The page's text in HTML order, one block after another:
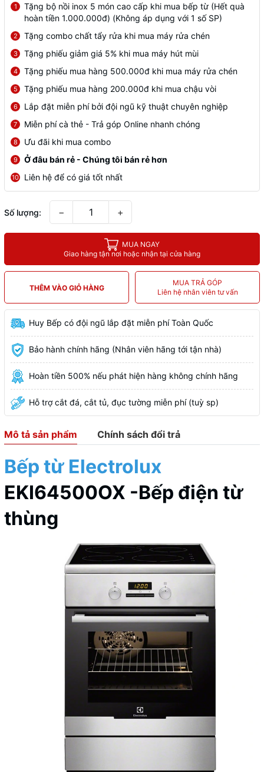
1
Tặng bộ nồi inox 5 món cao cấp khi mua bếp từ (Hết quà
hoàn tiền 1.000.000đ) (Không áp dụng với 1 số SP)
2 Tặng combo chất tẩy rửa khi mua máy rửa chén
3 Tặng phiếu giảm giá 5% khi mua máy hút mùi
4 Tặng phiếu mua hàng 500.000đ khi mua máy rửa chén
5 Tặng phiếu mua hàng 200.000đ khi mua chậu vòi
6 Lắp đặt miễn phí bởi đội ngũ kỹ thuật chuyên nghiệp
7 Miễn phí cà thẻ - Trả góp Online nhanh chóng
8 Ưu đãi khi mua combo
9 Ở đâu bán rẻ - Chúng tôi bán rẻ hơn
10 Liên hệ để có giá tốt nhất
Số lượng: − +
MUA NGAY
Giao hàng tận nơi hoặc nhận tại cửa hàng
THÊM VÀO GIỎ HÀNG
MUA TRẢ GÓP
Liên hệ nhân viên tư vấn
Huy Bếp có đội ngũ lắp đặt miễn phí Toàn Quốc
Bảo hành chính hãng (Nhân viên hãng tới tận nhà)
Hoàn tiền 500% nếu phát hiện hàng không chính hãng
Hỗ trợ cắt đá, cắt tủ, đục tường miễn phí (tuỳ sp)
Mô tả sản phẩm Chính sách đổi trả
Bếp từ Electrolux
EKI64500OX -Bếp điện từ
thùng